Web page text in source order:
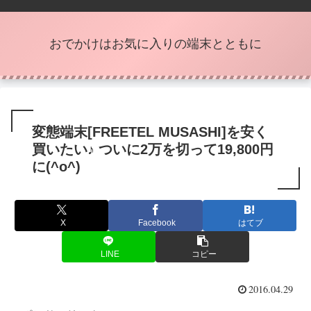
おでかけはお気に入りの端末とともに
変態端末[FREETEL MUSASHI]を安く
買いたい♪ ついに2万を切って19,800円
に(^o^)
X Facebook はてブ
LINE コピー
2016.04.29